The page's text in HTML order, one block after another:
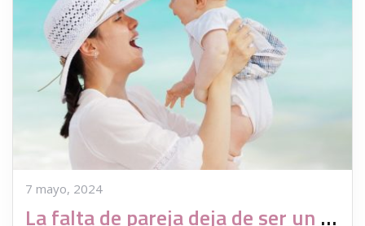
7 mayo, 2024
La falta de pareja deja de ser un obstáculo para ser madre